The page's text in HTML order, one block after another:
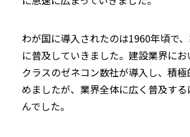
わが国に導入されたのは1960年頃で
に普及していきました。建設業界に
クラスのゼネコン数社が導入し、積
めましたが、業界全体に広く普及す
んでした。